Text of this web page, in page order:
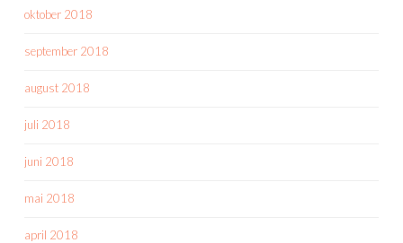
oktober 2018
september 2018
august 2018
juli 2018
juni 2018
mai 2018
april 2018